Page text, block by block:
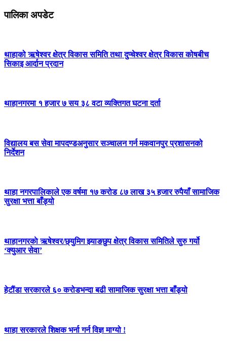
पालिका अपडेट
थाहाको ऋषेश्वर क्षेत्र विकास समिति तथा दुप्चेश्वर क्षेत्र विकास कोषबीच
सिकाइ आर्दान प्रदान
थाहानगरमा १ हजार ७ सय ३८ वटा व्यक्तिगत घटना दर्ता
विद्यालय बस सेवा मापदण्डअनुसार सञ्चालन गर्न मकवानपुर प्रशासनको
निर्देशन
थाहा नगरपालिकाले एक वर्षमा १७ करोड ८७ लाख ३५ हजार रुपैयाँ सामाजिक
सुरक्षा भत्ता बाँड्यो
थाहानगरकाे ऋषेश्वर/छ्युमिग झ्याङछुप क्षेत्र विकास समितिले सुरु गर्यो
‘क्युआर सेवा’
हेटौंडा सरकारले ६० करोडभन्दा बढी सामाजिक सुरक्षा भत्ता बाँड्यो
थाहा सरकारले शिक्षक भर्ना गर्न विज्ञ माग्यो !